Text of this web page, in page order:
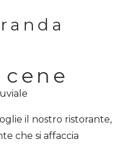
il nostro ristorante,
che si affaccia